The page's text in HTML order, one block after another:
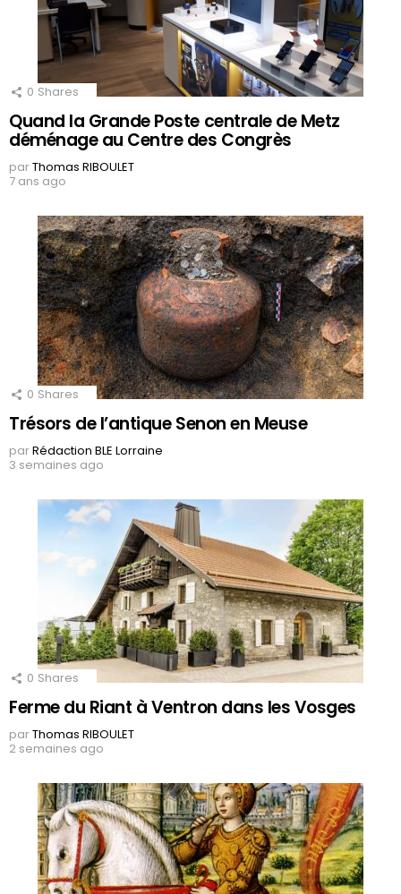
0 Shares
Quand la Grande Poste centrale de Metz
déménage au Centre des Congrès
parThomas RIBOULET
7 ans ago
0 Shares
Trésors de l’antique Senon en Meuse
parRédaction BLE Lorraine
3 semaines ago
0 Shares
Ferme du Riant à Ventron dans les Vosges
parThomas RIBOULET
2 semaines ago